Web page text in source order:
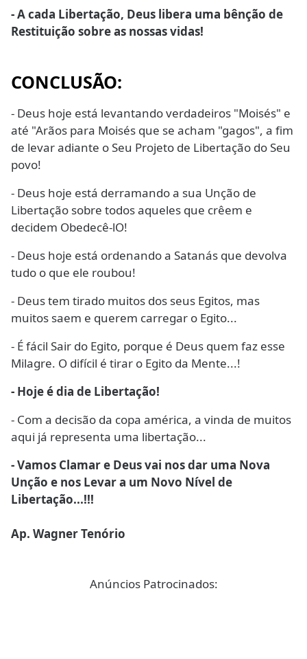
- A cada Libertação, Deus libera uma bênção de
Restituição sobre as nossas vidas!
CONCLUSÃO:
- Deus hoje está levantando verdadeiros "Moisés" e
até "Arãos para Moisés que se acham "gagos", a fim
de levar adiante o Seu Projeto de Libertação do Seu
povo!
- Deus hoje está derramando a sua Unção de
Libertação sobre todos aqueles que crêem e
decidem Obedecê-lO!
- Deus hoje está ordenando a Satanás que devolva
tudo o que ele roubou!
- Deus tem tirado muitos dos seus Egitos, mas
muitos saem e querem carregar o Egito...
- É fácil Sair do Egito, porque é Deus quem faz esse
Milagre. O difícil é tirar o Egito da Mente...!
- Hoje é dia de Libertação!
- Com a decisão da copa américa, a vinda de muitos
aqui já representa uma libertação...
- Vamos Clamar e Deus vai nos dar uma Nova
Unção e nos Levar a um Novo Nível de
Libertação...!!!
Ap. Wagner Tenório
Anúncios Patrocinados: